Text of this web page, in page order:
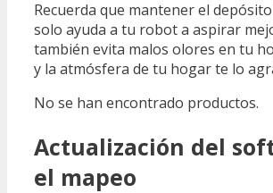
Recuerda que mantener el
solo ayuda a tu robot a aspirar
también evita malos olores en tu
y la atmósfera de tu hogar te lo
No se han encontrado productos.
Actualización del
el mapeo